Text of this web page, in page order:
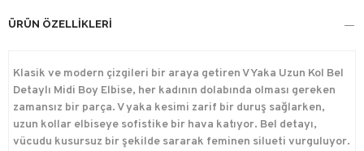
ÜRÜN ÖZELLIKLERI
Klasik ve modern çizgileri bir araya getiren V Yaka Uzun Kol Bel
Detaylı Midi Boy Elbise, her kadının dolabında olması gereken
zamansız bir parça. V yaka kesimi zarif bir duruş sağlarken,
uzun kollar elbiseye sofistike bir hava katıyor. Bel detayı,
vücudu kusursuz bir şekilde sararak feminen silueti vurguluyor.